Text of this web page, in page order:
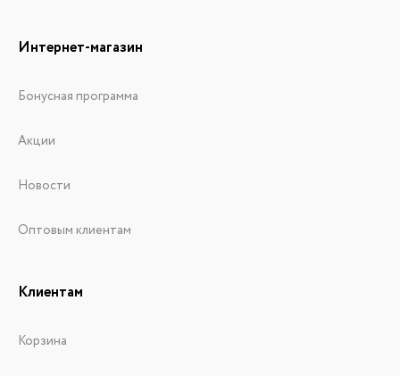
Интернет-магазин
Бонусная программа
Акции
Новости
Оптовым клиентам
Клиентам
Корзина